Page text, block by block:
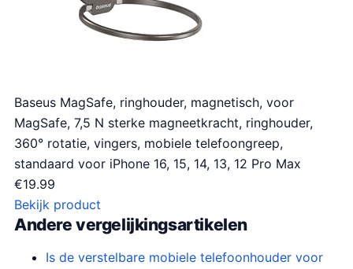
Baseus MagSafe, ringhouder, magnetisch, voor
MagSafe, 7,5 N sterke magneetkracht, ringhouder,
360° rotatie, vingers, mobiele telefoongreep,
standaard voor iPhone 16, 15, 14, 13, 12 Pro Max
€19.99
Bekijk product
Andere vergelijkingsartikelen
Is de verstelbare mobiele telefoonhouder voor